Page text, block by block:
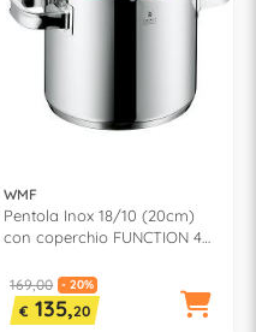
WMF
Pentola Inox 18/10 (20cm)
con coperchio FUNCTION 4
169,00 - 20%
€ 135,20